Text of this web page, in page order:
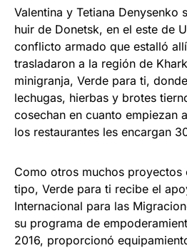
Valentina y Tetiana Denysenko
huir de Donetsk, en el este de
conflicto armado que estalló
trasladaron a la región de
minigranja, Verde para ti,
lechugas, hierbas y brotes
cosechan en cuanto empiezan
los restaurantes les encargan
Como otros muchos proyectos
tipo, Verde para ti recibe el
Internacional para las
su programa de
2016, proporcionó